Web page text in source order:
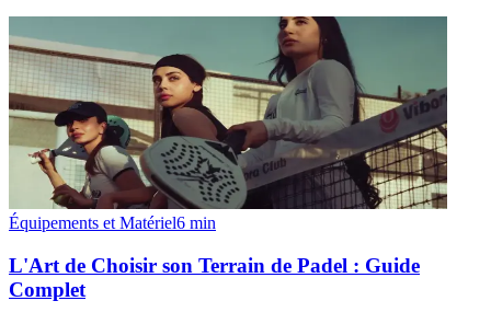
Équipements et Matériel6 min
L'Art de Choisir son Terrain de Padel : Guide
Complet